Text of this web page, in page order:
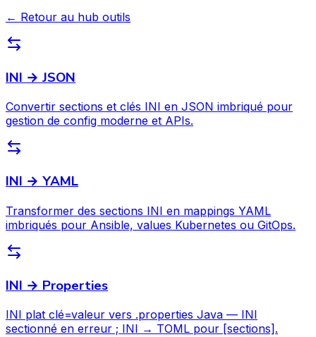
← Retour au hub outils
INI → JSON
Convertir sections et clés INI en JSON imbriqué pour
gestion de config moderne et APIs.
INI → YAML
Transformer des sections INI en mappings YAML
imbriqués pour Ansible, values Kubernetes ou GitOps.
INI → Properties
INI plat clé=valeur vers .properties Java — INI
sectionné en erreur ; INI → TOML pour [sections].